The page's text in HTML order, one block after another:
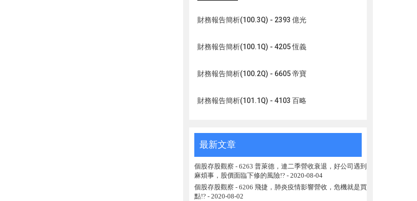
財務報告簡析(100.3Q) - 2393 億光
財務報告簡析(100.1Q) - 4205 恆義
財務報告簡析(100.2Q) - 6605 帝寶
財務報告簡析(101.1Q) - 4103 百略
最新文章
個股存股觀察 - 6263 普萊德，連二季營收衰退，好公司遇到
麻煩事，股價面臨下修的風險!?- 2020-08-04
個股存股觀察 - 6206 飛捷，肺炎疫情影響營收，危機就是買
點!? - 2020-08-02